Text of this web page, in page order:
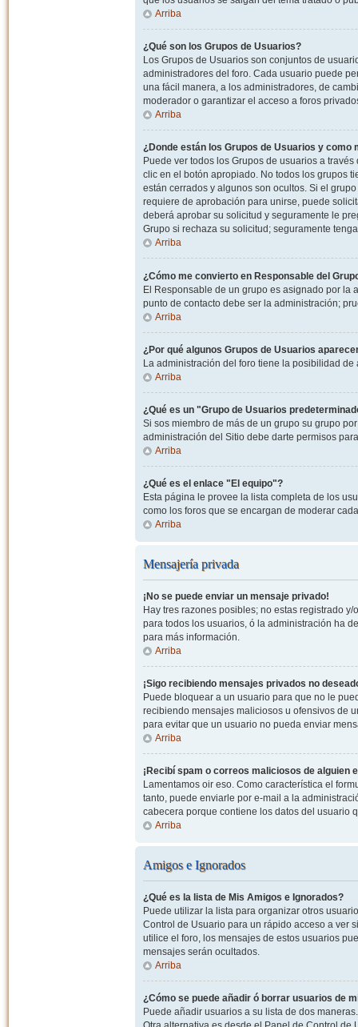
Arriba
¿Qué son los Grupos de Usuarios?
Los Grupos de Usuarios son conjuntos de
administradores del foro. Cada usuario puede
una fácil manera, a los administradores, de
moderador o garantizar el acceso a foros
Arriba
¿Donde están los Grupos de Usuarios y como
Puede ver todos los Grupos de usuarios a
clic en el botón apropiado. No todos los grupos
están cerrados y algunos son ocultos. Si el
requiere de aprobación para unirse, puede
deberá aprobar su solicitud y seguramente le
Grupo si rechaza su solicitud; seguramente
Arriba
¿Cómo me convierto en Responsable del
El Responsable de un grupo es asignado por la
punto de contacto debe ser la administración;
Arriba
¿Por qué algunos Grupos de Usuarios
La administración del foro tiene la posibilidad
Arriba
¿Qué es un "Grupo de Usuarios
Si sos miembro de más de un grupo su grupo
administración del Sitio debe darte permisos
Arriba
¿Qué es el enlace "El equipo"?
Esta página le provee la lista completa de los
como los foros que se encargan de moderar
Arriba
Mensajería privada
¡No se puede enviar un mensaje privado!
Hay tres razones posibles; no estas registrado
para todos los usuarios, ó la administración ha
para más información.
Arriba
¡Sigo recibiendo mensajes privados no
Puede bloquear a un usuario para que no le
recibiendo mensajes maliciosos u ofensivos de
para evitar que un usuario no pueda enviar
Arriba
¡Recibí spam o correos maliciosos de alguien
Lamentamos oir eso. Como característica el
tanto, puede enviarle por e-mail a la
cabecera porque contiene los datos del usuario
Arriba
Amigos e Ignorados
¿Qué es la lista de Mis Amigos e Ignorados?
Puede utilizar la lista para organizar otros
Control de Usuario para un rápido acceso a ver
utilice el foro, los mensajes de estos usuarios
mensajes serán ocultados.
Arriba
¿Cómo se puede añadir ó borrar usuarios de
Puede añadir usuarios a su lista de dos